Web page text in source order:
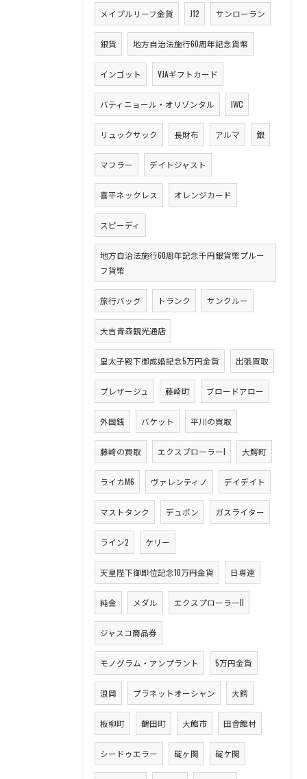
メイプルリーフ金貨 J12 サンローラン
銀貨 地方自治法施行60周年記念貨幣
インゴット VJAギフトカード
バティニョール・オリゾンタル IWC
リュックサック 長財布 アルマ 銀
マフラー デイトジャスト
喜平ネックレス オレンジカード
スピーディ
地方自治法施行60周年記念千円銀貨幣プルー
フ貨幣
旅行バッグ トランク サンクルー
大吉青森観光通店
皇太子殿下御成婚記念5万円金貨 出張買取
プレザージュ 藤崎町 ブロードアロー
外国銭 バケット 平川の買取
藤崎の買取 エクスプローラーI 大鰐町
ライカM6 ヴァレンティノ デイデイト
マストタンク デュポン ガスライター
ライン2 ケリー
天皇陛下御即位記念10万円金貨 日専連
純金 メダル エクスプローラーII
ジャスコ商品券
モノグラム・アンプラント 5万円金貨
浪岡 プラネットオーシャン 大鰐
板柳町 鶴田町 大館市 田舎館村
シードゥエラー 碇ヶ関 碇ケ関